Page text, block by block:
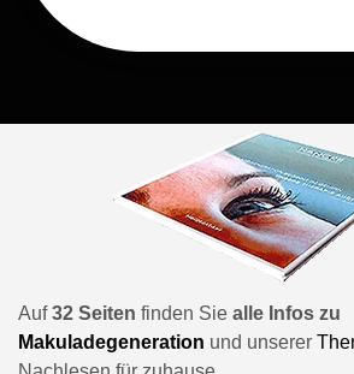
Auf32 Seiten finden Sie alle Infos zu
Makuladegeneration und unserer